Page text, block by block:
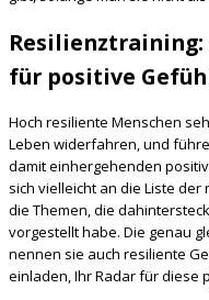
Resilienztraining:
für positive
Hoch resiliente Menschen
Leben widerfahren, und
damit einhergehenden
sich vielleicht an die Liste
die Themen, die
vorgestellt habe. Die genau
nennen sie auch resiliente
einladen, Ihr Radar für diese